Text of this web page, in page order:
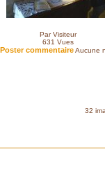
Par Visiteur
631 Vues
Poster commentaireAucune
32